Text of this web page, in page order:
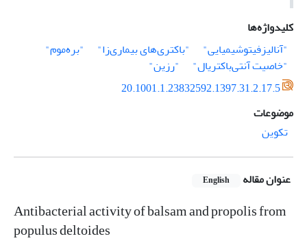
کلیدواژه‌ها
"آنالیزفیتوشیمیایی"
"باکتری‌های بیماری‌زا"
"بره‌موم"
"خاصیت آنتی‌باکتریال"
"رزین"
20.1001.1.23832592.1397.31.2.17.5
موضوعات
تکوین
عنوان مقاله English
Antibacterial activity of balsam and propolis from
populus deltoides